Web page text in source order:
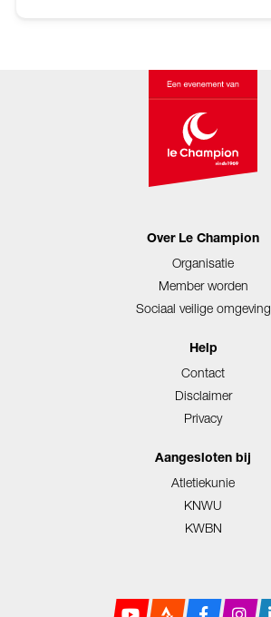
Over Le Champion
Organisatie
Member worden
Sociaal veilige omgeving
Help
Contact
Disclaimer
Privacy
Aangesloten bij
Atletiekunie
KNWU
KWBN